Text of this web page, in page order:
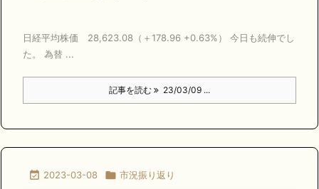
日経平均株価 28,623.08（＋178.96 +0.63%） 今日も続伸でし
た。 為替 ...
記事を読む 23/03/09 ...
 2023-03-08  市況振り返り